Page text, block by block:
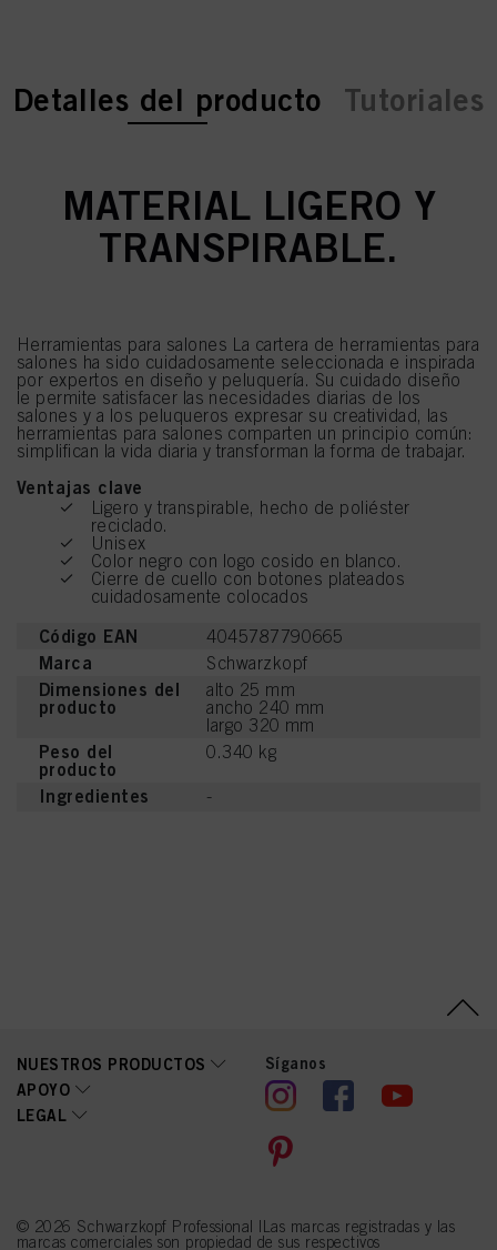
current tab:
current tab:
Detalles del producto Tutoriales
MATERIAL LIGERO Y
TRANSPIRABLE.
Herramientas para salones La cartera de herramientas para
salones ha sido cuidadosamente seleccionada e inspirada
por expertos en diseño y peluquería. Su cuidado diseño
le permite satisfacer las necesidades diarias de los
salones y a los peluqueros expresar su creatividad, las
herramientas para salones comparten un principio común:
simplifican la vida diaria y transforman la forma de trabajar.
Ventajas clave
Ligero y transpirable, hecho de poliéster
reciclado.
Unisex
Color negro con logo cosido en blanco.
Cierre de cuello con botones plateados
cuidadosamente colocados
Código EAN 4045787790665
Marca Schwarzkopf
Dimensiones del
producto
alto 25 mm
ancho 240 mm
largo 320 mm
Peso del
producto
0.340 kg
Ingredientes -
NUESTROS PRODUCTOS
APOYO
LEGAL
Síganos
© 2026 Schwarzkopf Professional |Las marcas registradas y las
marcas comerciales son propiedad de sus respectivos